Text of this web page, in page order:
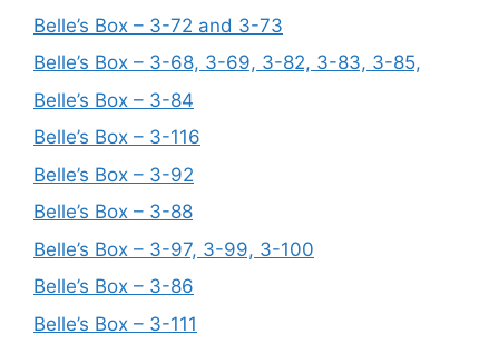
Belle’s Box – 3-72 and 3-73
Belle’s Box – 3-68, 3-69, 3-82, 3-83, 3-85,
Belle’s Box – 3-84
Belle’s Box – 3-116
Belle’s Box – 3-92
Belle’s Box – 3-88
Belle’s Box – 3-97, 3-99, 3-100
Belle’s Box – 3-86
Belle’s Box – 3-111